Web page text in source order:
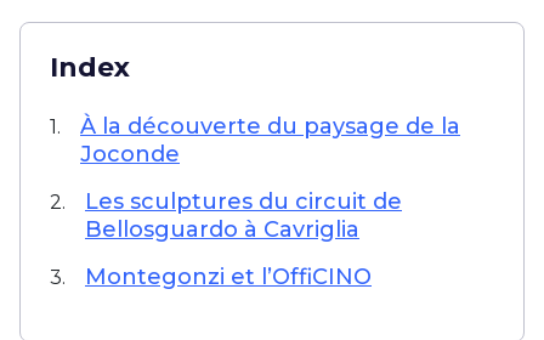
Index
1.
À la découverte du paysage de la
Joconde
2.
Les sculptures du circuit de
Bellosguardo à Cavriglia
3. Montegonzi et l’OffiCINO